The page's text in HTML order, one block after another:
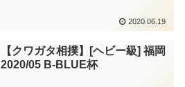
2020.06.19
【クワガタ相撲】[ヘビー級] 福岡
2020/05 B-BLUE杯